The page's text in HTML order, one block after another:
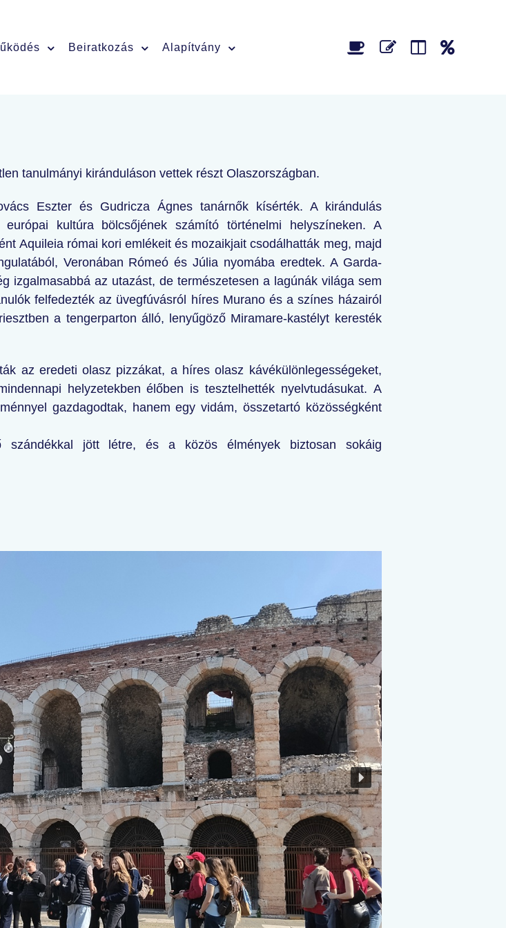
Beiratkozás Alapítvány
tanulmányi kiránduláson vettek részt Olaszországban.
Eszter és Gudricza Ágnes tanárnők kísérték. A kirándulás
kultúra bölcsőjének számító történelmi helyszíneken. A
Aquileia római kori emlékeit és mozaikjait csodálhatták meg, majd
Veronában Rómeó és Júlia nyomába eredtek. A Garda-
izgalmasabbá az utazást, de természetesen a lagúnák világa sem
felfedezték az üvegfúvásról híres Murano és a színes házairól
a tengerparton álló, lenyűgöző Miramare-kastélyt keresték
az eredeti olasz pizzákat, a híres olasz kávékülönlegességeket,
helyzetekben élőben is tesztelhették nyelvtudásukat. A
gazdagodtak, hanem egy vidám, összetartó közösségként
szándékkal jött létre, és a közös élmények biztosan sokáig